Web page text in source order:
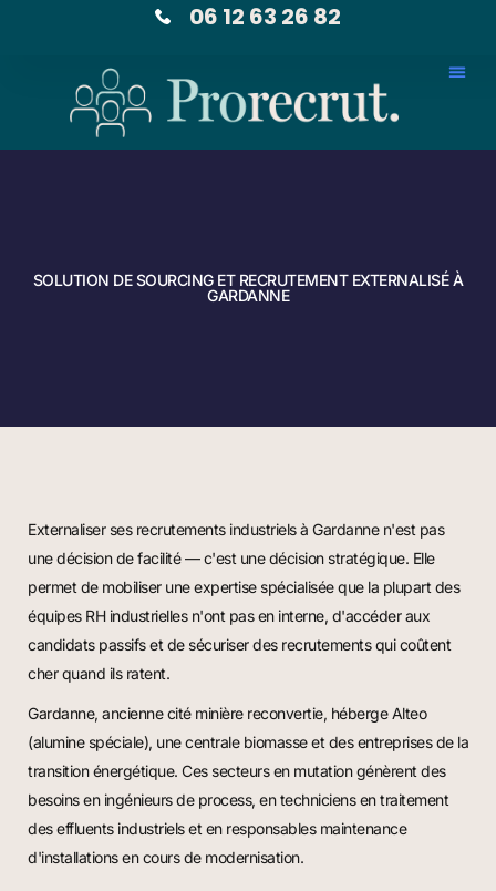
06 12 63 26 82
SOLUTION DE SOURCING ET RECRUTEMENT EXTERNALISÉ À
GARDANNE
Externaliser ses recrutements industriels à Gardanne n'est pas
une décision de facilité — c'est une décision stratégique. Elle
permet de mobiliser une expertise spécialisée que la plupart des
équipes RH industrielles n'ont pas en interne, d'accéder aux
candidats passifs et de sécuriser des recrutements qui coûtent
cher quand ils ratent.
Gardanne, ancienne cité minière reconvertie, héberge Alteo
(alumine spéciale), une centrale biomasse et des entreprises de la
transition énergétique. Ces secteurs en mutation génèrent des
besoins en ingénieurs de process, en techniciens en traitement
des effluents industriels et en responsables maintenance
d'installations en cours de modernisation.